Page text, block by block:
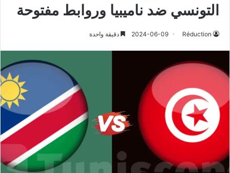
التونسي ضد ناميبيا وروابط مفتوحة
Réduction
2024-06-09 دقيقة واحدة